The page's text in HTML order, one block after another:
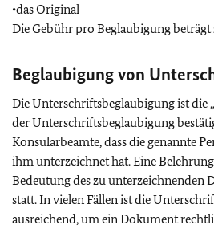
•das Original
Die Gebühr pro Beglaubigung
Beglaubigung von
Die Unterschriftsbeglaubigung ist die
der Unterschriftsbeglaubigung
Konsularbeamte, dass die genannte
ihm unterzeichnet hat. Eine
Bedeutung des zu unterzeichnenden
statt. In vielen Fällen ist die
ausreichend, um ein Dokument